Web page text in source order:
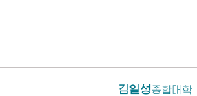
김일성종합대학